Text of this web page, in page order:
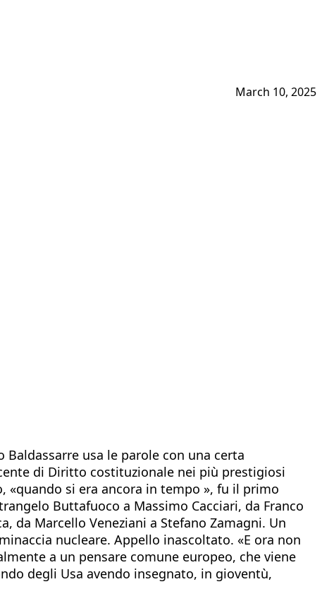
March 10, 2025
usa le parole con una certa
di Diritto costituzionale nei più prestigiosi
«quando si era ancora in tempo », fu il primo
Buttafuoco a Massimo Cacciari, da Franco
da Marcello Veneziani a Stefano Zamagni. Un
nucleare. Appello inascoltato. «E ora non
a un pensare comune europeo, che viene
degli Usa avendo insegnato, in gioventù,